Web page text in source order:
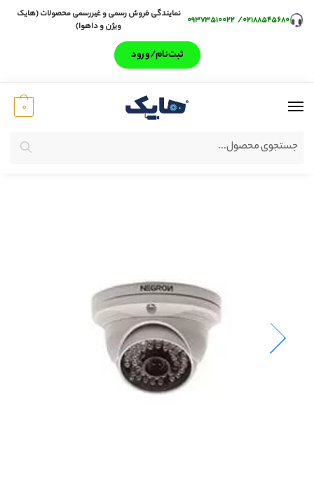
۰۲۱۸۸۵۴۵۶۸۰/ ۰۹۳۷۳۵۱۰۰۲۲
نمایندگی فروش رسمی و غیررسمی محصولات (هایک
ویژن و داهوا)
ثبت‌‌نام/ورود
جستجو
0